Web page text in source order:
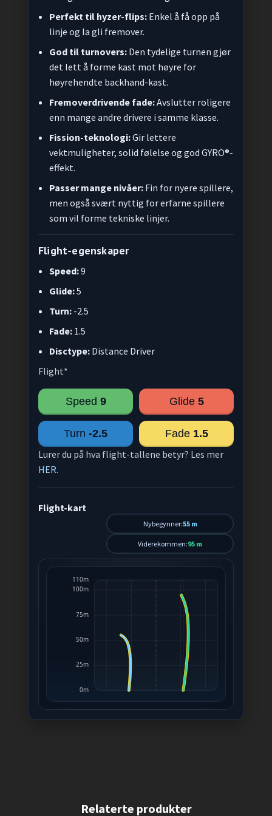
Perfekt til hyzer-flips: Enkel å få opp på
linje og la gli fremover.
God til turnovers: Den tydelige turnen gjør
det lett å forme kast mot høyre for
høyrehendte backhand-kast.
Fremoverdrivende fade:Avslutter roligere
enn mange andre drivere i samme klasse.
Fission-teknologi:Gir lettere
vektmuligheter, solid følelse og god GYRO®-
effekt.
Passer mange nivåer: Fin for nyere spillere,
men også svært nyttig for erfarne spillere
som vil forme tekniske linjer.
Flight-egenskaper
Speed:9
Glide:5
Turn: -2.5
Fade: 1.5
Disctype: Distance Driver
Flight*
Speed 9 Glide 5
Turn -2.5 Fade 1.5
Lurer du på hva flight-tallene betyr? Les mer
HER.
Flight-kart
Nybegynner:55 m
Viderekommen:95 m
0m
25m
50m
75m
100m
110m